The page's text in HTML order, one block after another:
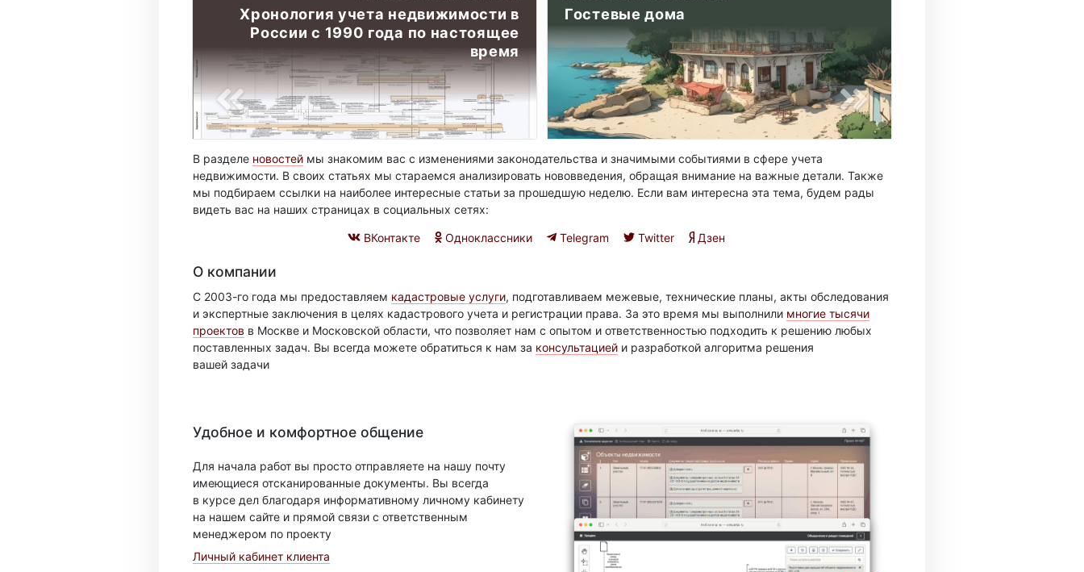
Хронология учета недвижимости в
России с 1990 года по настоящее
время
Гостевые дома
В разделе новостей мы знакомим вас с изменениями законодательства и значимыми событиями в сфере учета
недвижимости. В своих статьях мы стараемся анализировать нововведения, обращая внимание на важные детали. Также
мы подбираем ссылки на наиболее интересные статьи за прошедшую неделю. Если вам интересна эта тема, будем рады
видеть вас на наших страницах в социальных сетях:
ВКонтакте Одноклассники Telegram Twitter Дзен
О компании
С 2003-го года мы предоставляем кадастровые услуги, подготавливаем межевые, технические планы, акты обследования
и экспертные заключения в целях кадастрового учета и регистрации права. За это время мы выполнили многие тысячи
проектов в Москве и Московской области, что позволяет нам с опытом и ответственностью подходить к решению любых
поставленных задач. Вы всегда можете обратиться к нам за консультацией и разработкой алгоритма решения
вашей задачи
Удобное и комфортное общение
Для начала работ вы просто отправляете на нашу почту
имеющиеся отсканированные документы. Вы всегда
в курсе дел благодаря информативному личному кабинету
на нашем сайте и прямой связи с ответственным
менеджером по проекту
Личный кабинет клиента